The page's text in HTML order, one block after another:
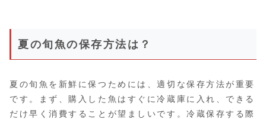
夏の旬魚の保存方法は？
夏の旬魚を新鮮に保つためには、適切な保存方法が重要
です。まず、購入した魚はすぐに冷蔵庫に入れ、できる
だけ早く消費することが望ましいです。冷蔵保存する際